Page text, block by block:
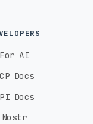
For AI
Docs
Docs
Nostr